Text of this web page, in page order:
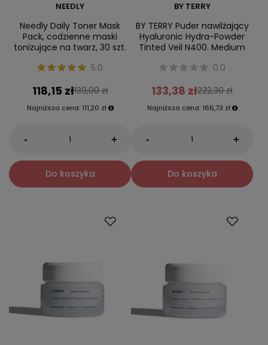
NEEDLY
Needly Daily Toner Mask
Pack, codzienne maski
tonizujące na twarz, 30 szt.
5.0
118,15 zł139,00 zł
Najniższa cena: 111,20 zł
- +
Do koszyka
BY TERRY
BY TERRY Puder nawilżający
Hyaluronic Hydra-Powder
Tinted Veil N400. Medium
0.0
133,38 zł222,30 zł
Najniższa cena: 166,73 zł
- +
Do koszyka